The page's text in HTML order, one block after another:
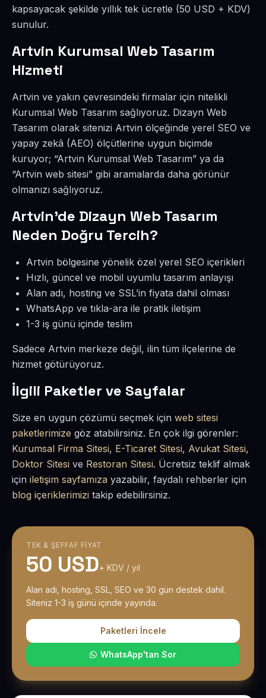
kapsayacak şekilde yıllık tek ücretle (50 USD + KDV)
sunulur.
Artvin Kurumsal Web Tasarım
Hizmeti
Artvin ve yakın çevresindeki firmalar için nitelikli
Kurumsal Web Tasarım sağlıyoruz. Dizayn Web
Tasarım olarak sitenizi Artvin ölçeğinde yerel SEO ve
yapay zekâ (AEO) ölçütlerine uygun biçimde
kuruyor; “Artvin Kurumsal Web Tasarım” ya da
“Artvin web sitesi” gibi aramalarda daha görünür
olmanızı sağlıyoruz.
Artvin’de Dizayn Web Tasarım
Neden Doğru Tercih?
Artvin bölgesine yönelik özel yerel SEO içerikleri
Hızlı, güncel ve mobil uyumlu tasarım anlayışı
Alan adı, hosting ve SSL’in fiyata dahil olması
WhatsApp ve tıkla-ara ile pratik iletişim
1-3 iş günü içinde teslim
Sadece Artvin merkeze değil, ilin tüm ilçelerine de
hizmet götürüyoruz.
İlgili Paketler ve Sayfalar
Size en uygun çözümü seçmek için web sitesi
paketlerimize göz atabilirsiniz. En çok ilgi görenler:
Kurumsal Firma Sitesi, E-Ticaret Sitesi, Avukat Sitesi,
Doktor Sitesi ve Restoran Sitesi. Ücretsiz teklif almak
için iletişim sayfamıza yazabilir, faydalı rehberler için
blog içeriklerimizi takip edebilirsiniz.
TEK & ŞEFFAF FIYAT
50 USD+ KDV / yıl
Alan adı, hosting, SSL, SEO ve 30 gün destek dahil.
Siteniz 1-3 iş günü içinde yayında.
Paketleri İncele
WhatsApp'tan Sor